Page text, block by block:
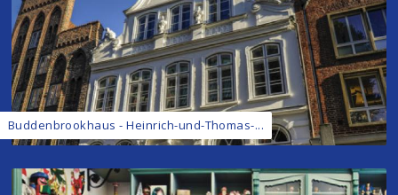
Buddenbrookhaus - Heinrich-und-Thomas-...